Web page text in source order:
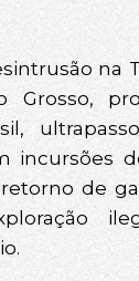
na
Grosso,
incursões
de